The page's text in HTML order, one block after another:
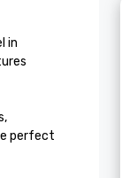
in
perfect